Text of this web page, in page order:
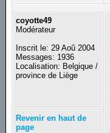
coyotte49
Modérateur
Inscrit le: 29 Aoû 2004
Messages: 1936
Localisation: Belgique /
province de Liège
Revenir en haut de
page